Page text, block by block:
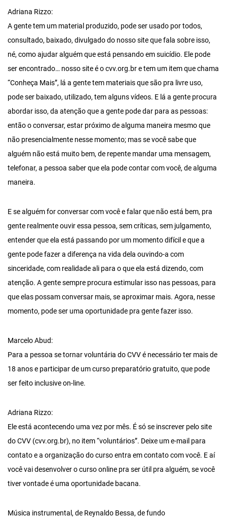
Adriana Rizzo:
A gente tem um material produzido, pode ser usado por todos,
consultado, baixado, divulgado do nosso site que fala sobre isso,
né, como ajudar alguém que está pensando em suicídio. Ele pode
ser encontrado… nosso site é o cvv.org.br e tem um item que chama
“Conheça Mais”, lá a gente tem materiais que são pra livre uso,
pode ser baixado, utilizado, tem alguns vídeos. E lá a gente procura
abordar isso, da atenção que a gente pode dar para as pessoas:
então o conversar, estar próximo de alguma maneira mesmo que
não presencialmente nesse momento; mas se você sabe que
alguém não está muito bem, de repente mandar uma mensagem,
telefonar, a pessoa saber que ela pode contar com você, de alguma
maneira.
E se alguém for conversar com você e falar que não está bem, pra
gente realmente ouvir essa pessoa, sem críticas, sem julgamento,
entender que ela está passando por um momento difícil e que a
gente pode fazer a diferença na vida dela ouvindo-a com
sinceridade, com realidade ali para o que ela está dizendo, com
atenção. A gente sempre procura estimular isso nas pessoas, para
que elas possam conversar mais, se aproximar mais. Agora, nesse
momento, pode ser uma oportunidade pra gente fazer isso.
Marcelo Abud:
Para a pessoa se tornar voluntária do CVV é necessário ter mais de
18 anos e participar de um curso preparatório gratuito, que pode
ser feito inclusive on-line.
Adriana Rizzo:
Ele está acontecendo uma vez por mês. É só se inscrever pelo site
do CVV (cvv.org.br), no item “voluntários”. Deixe um e-mail para
contato e a organização do curso entra em contato com você. E aí
você vai desenvolver o curso online pra ser útil pra alguém, se você
tiver vontade é uma oportunidade bacana.
Música instrumental, de Reynaldo Bessa, de fundo